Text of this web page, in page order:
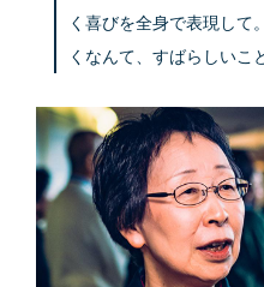
く喜びを全身で表現して
くなんて、すばらしいこ